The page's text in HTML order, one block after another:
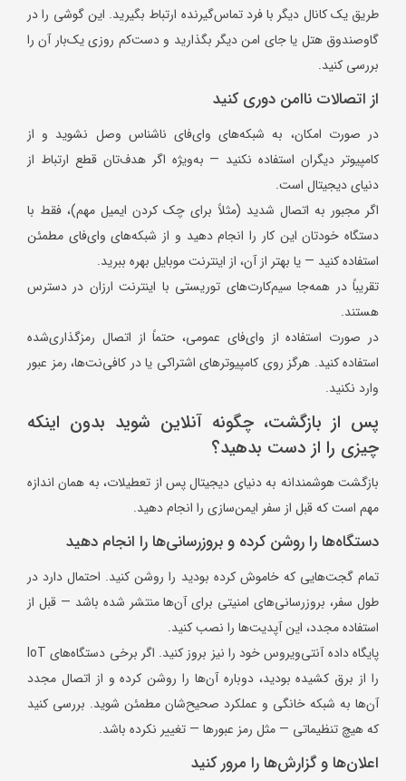
طریق یک کانال دیگر با فرد تماس‌گیرنده ارتباط بگیرید. این گوشی را در
گاوصندوق هتل یا جای امن دیگر بگذارید و دست‌کم روزی یک‌بار آن را
بررسی کنید.
از اتصالات ناامن دوری کنید
در صورت امکان، به شبکه‌های وای‌فای ناشناس وصل نشوید و از
کامپیوتر دیگران استفاده نکنید — به‌ویژه اگر هدف‌تان قطع ارتباط از
دنیای دیجیتال است.
اگر مجبور به اتصال شدید (مثلاً برای چک کردن ایمیل مهم)، فقط با
دستگاه خودتان این کار را انجام دهید و از شبکه‌های وای‌فای مطمئن
استفاده کنید — یا بهتر از آن، از اینترنت موبایل بهره ببرید.
تقریباً در همه‌جا سیم‌کارت‌های توریستی با اینترنت ارزان در دسترس
هستند.
در صورت استفاده از وای‌فای عمومی، حتماً از اتصال رمزگذاری‌شده
استفاده کنید. هرگز روی کامپیوترهای اشتراکی یا در کافی‌نت‌ها، رمز عبور
وارد نکنید.
پس از بازگشت، چگونه آنلاین شوید بدون اینکه
چیزی را از دست بدهید؟
بازگشت هوشمندانه به دنیای دیجیتال پس از تعطیلات، به همان اندازه
مهم است که قبل از سفر ایمن‌سازی را انجام دهید.
دستگاه‌ها را روشن کرده و بروزرسانی‌ها را انجام دهید
تمام گجت‌هایی که خاموش کرده بودید را روشن کنید. احتمال دارد در
طول سفر، بروزرسانی‌های امنیتی برای آن‌ها منتشر شده باشد — قبل از
استفاده مجدد، این آپدیت‌ها را نصب کنید.
پایگاه داده آنتی‌ویروس خود را نیز بروز کنید. اگر برخی دستگاه‌های IoT
را از برق کشیده بودید، دوباره آن‌ها را روشن کرده و از اتصال مجدد
آن‌ها به شبکه خانگی و عملکرد صحیح‌شان مطمئن شوید. بررسی کنید
که هیچ تنظیماتی — مثل رمز عبورها — تغییر نکرده باشد.
اعلان‌ها و گزارش‌ها را مرور کنید